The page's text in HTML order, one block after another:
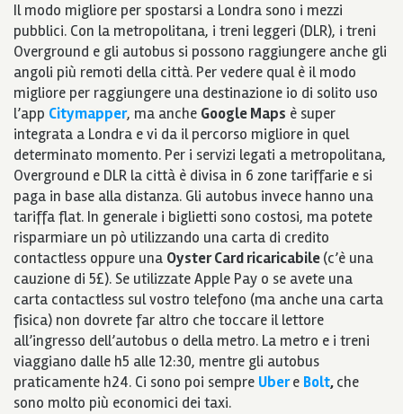
Il modo migliore per spostarsi a Londra sono i mezzi
pubblici. Con la metropolitana, i treni leggeri (DLR), i treni
Overground e gli autobus si possono raggiungere anche gli
angoli più remoti della città. Per vedere qual è il modo
migliore per raggiungere una destinazione io di solito uso
l’app Citymapper, ma anche Google Maps è super
integrata a Londra e vi da il percorso migliore in quel
determinato momento. Per i servizi legati a metropolitana,
Overground e DLR la città è divisa in 6 zone tariffarie e si
paga in base alla distanza. Gli autobus invece hanno una
tariffa flat. In generale i biglietti sono costosi, ma potete
risparmiare un pò utilizzando una carta di credito
contactless oppure una Oyster Card ricaricabile(c’è una
cauzione di 5£). Se utilizzate Apple Pay o se avete una
carta contactless sul vostro telefono (ma anche una carta
fisica) non dovrete far altro che toccare il lettore
all’ingresso dell’autobus o della metro. La metro e i treni
viaggiano dalle h5 alle 12:30, mentre gli autobus
praticamente h24. Ci sono poi sempre Ubere Bolt,che
sono molto più economici dei taxi.